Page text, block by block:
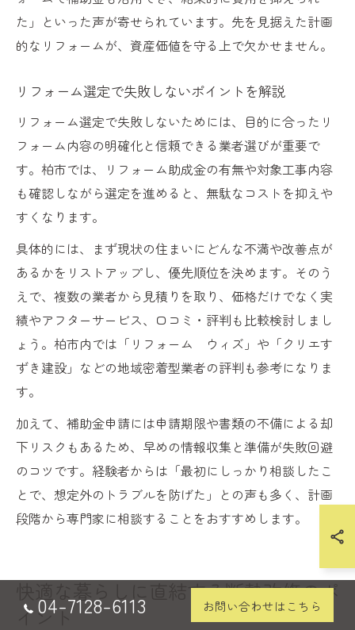
た」といった声が寄せられています。先を見据えた計画
的なリフォームが、資産価値を守る上で欠かせません。
リフォーム選定で失敗しないポイントを解説
リフォーム選定で失敗しないためには、目的に合ったリ
フォーム内容の明確化と信頼できる業者選びが重要で
す。柏市では、リフォーム助成金の有無や対象工事内容
も確認しながら選定を進めると、無駄なコストを抑えや
すくなります。
具体的には、まず現状の住まいにどんな不満や改善点が
あるかをリストアップし、優先順位を決めます。そのう
えで、複数の業者から見積りを取り、価格だけでなく実
績やアフターサービス、口コミ・評判も比較検討しまし
ょう。柏市内では「リフォーム ウィズ」や「クリエす
ずき建設」などの地域密着型業者の評判も参考になりま
す。
加えて、補助金申請には申請期限や書類の不備による却
下リスクもあるため、早めの情報収集と準備が失敗回避
のコツです。経験者からは「最初にしっかり相談したこ
とで、想定外のトラブルを防げた」との声も多く、計画
段階から専門家に相談することをおすすめします。
快適な暮らしに直結する断熱改修のポ
イント
04-7128-6113 お問い合わせはこちら